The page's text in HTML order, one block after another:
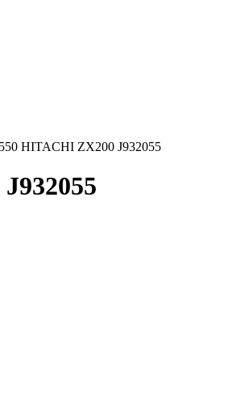
HITACHI ZX200 J932055